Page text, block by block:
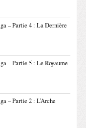
– Partie 4 : La Dernière
– Partie 5 : Le Royaume
– Partie 2 : L’Arche